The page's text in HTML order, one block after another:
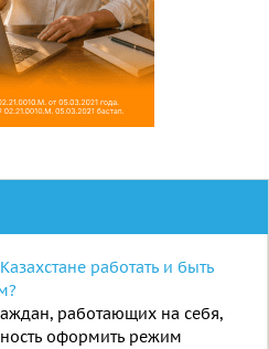
работать и быть
работающих на себя,
оформить режим